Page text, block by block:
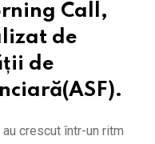
Call,
de
de
crescut într-un ritm